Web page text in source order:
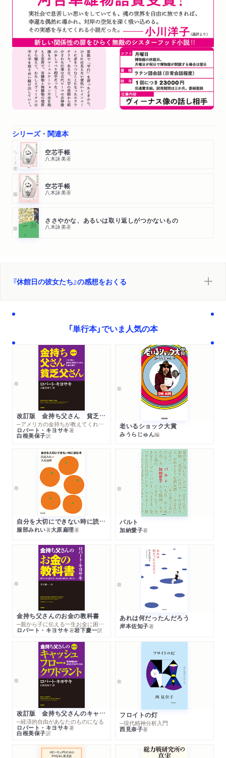
澤英実さん）
シリーズ・関連本
ちくま文庫 空芯手帳
八木詠美著
空芯手帳
八木詠美著
ささやかな、あるいは取り返しがつかないもの
八木詠美著
『休館日の彼女たち』の感想をおくる
「単行本」でいま人気の本
改訂版 金持ち父さん 貧乏父さん
─アメリカの金持ちが教えてくれるお金の哲学
ロバート・キヨサキ著
白根美保子訳
老いるショック大賞
みうらじゅん編
自分を大切にできない時に読む本
服部みれい著大原扁理著
パルト
加納愛子著
金持ち父さんのお金の教科書
─親から子に伝える一生お金に困らない考え方
ロバート・キヨサキ著岩下慶一訳
あれは何だったんだろう
岸本佐知子著
改訂版 金持ち父さんのキャッシュフロー・クワドラント
─経済的自由があなたのものになる
ロバート・キヨサキ著
白根美保子訳
フロイトの灯
─現代精神分析入門
西見奈子著